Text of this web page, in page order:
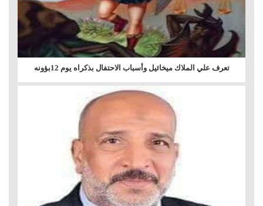
تعرف علي الملاك ميخائيل وأسباب الاحتفال بذكراه يوم 12بؤونه